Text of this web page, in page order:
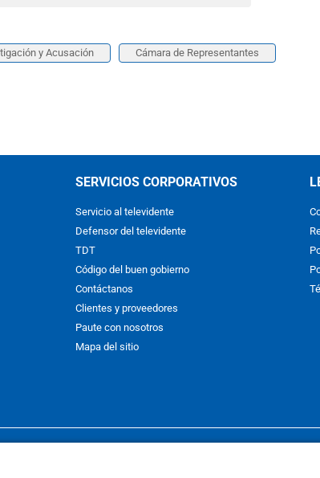
y Acusación Cámara de Representantes
SERVICIOS CORPORATIVOS
Servicio al televidente
Defensor del televidente
TDT
Código del buen gobierno
Contáctanos
Clientes y proveedores
Paute con nosotros
Mapa del sitio
su reproducción total o parcial, así como su traducción a